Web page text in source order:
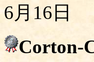
6月16日
Corton-